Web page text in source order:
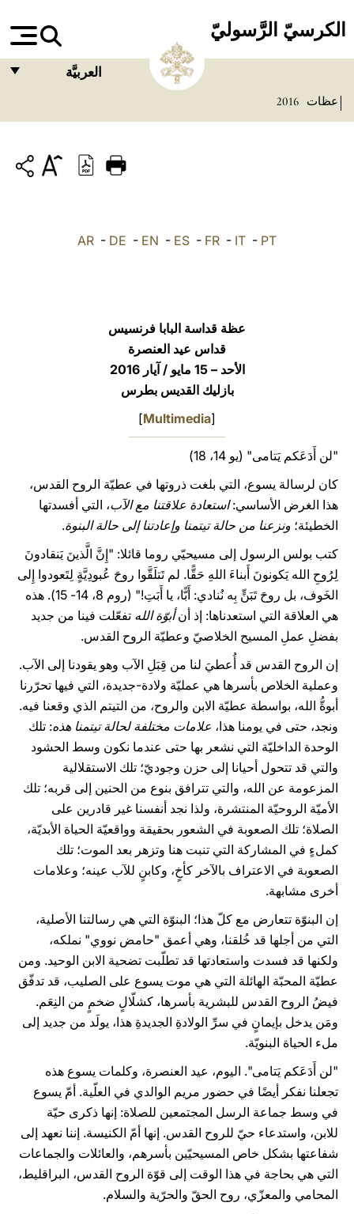
الكرسيّ الرَّسوليّ
العربيَّة
ITALIANO
عظات 2016
AR - DE - EN - ES - FR - IT - PT
عظة قداسة البابا فرنسيس
قداس عيد العنصرة
الأحد – 15 مايو / آيار 2016
بازليك القديس بطرس
[
Multimedia
]
"لن أَدَعَكم يَتامى" (يو 14، 18)
كان لرسالة يسوع، التي بلغت ذروتها في عطيّة الروح القدس،
هذا الغرض الأساسي:استعادة علاقتنا مع الآب، التي أفسدتها
الخطيئة؛ ونزعنا من حالة تيتمنا وإعادتنا إلى حالة البنوة.
كتب بولس الرسول إلى مسيحيّي روما قائلا: "إِنَّ الَّذينَ يَنقادونَ
لِرُوحِ الله يَكونونَ أَبناءَ اللهِ حَقًّا. لم تَتلَقَّوا روحَ عُبودِيَّةٍ لِتَعودوا إِلى
الخَوف، بل روحَ تَبَنٍّ بِه نُنادي: أَبًّا، يا أَبَتِ!" (روم 8، 14- 15). هذه
هي العلاقة التي استعدناها: إذ أنأبوّة الله تفعّلت فينا من جديد
بفضلِ عملِ المسيح الخلاصيّ وعطيّة الروح القدس.
إن الروح القدس قد أُعطيَ لنا من قِبَلِ الآب وهو يقودنا إلى الآب.
وعملية الخلاص بأسرها هي عمليّة ولادة-جديدة، التي فيها تحرّرنا
أبوةُّ الله، بواسطة عطيّة الابن والروح، من التيتم الذي وقعنا فيه.
ونجد، حتى في يومنا هذا، علامات مختلفة لحالة تيتمنا هذه: تلك
الوحدة الداخليّة التي نشعر بها حتى عندما نكون وسط الحشود
والتي قد تتحول أحيانا إلى حزن وجوديّ؛ تلك الاستقلالية
المزعومة عن الله، والتي تترافق بنوع من الحنين إلى قربه؛ تلك
الأميّة الروحيّة المنتشرة، ولذا نجد أنفسنا غير قادرين على
الصلاة؛ تلك الصعوبة في الشعور بحقيقة وواقعيّة الحياة الأبديّة،
كملءٍ في المشاركة التي تنبت هنا وتزهر بعد الموت؛ تلك
الصعوبة في الاعتراف بالآخر كأخٍ، وكابنٍ للآب عينه؛ وعلامات
أخرى مشابهة.
إن البنوّة تتعارض مع كلّ هذا؛ البنوّة التي هي رسالتنا الأصلية،
التي من أجلها قد خُلقنا، وهي أعمق "حامض نووي" نملكه،
ولكنها قد فسدت واستعادتها قد تطلّبت تضحية الابن الوحيد. ومن
عطيّة المحبّة الهائلة التي هي موت يسوع على الصليب، قد تدفّق
فيضُ الروح القدس للبشرية بأسرها، كشلّالٍ ضخمٍ من النِعَم.
ومَن يدخل بإيمانٍ في سرِّ الولادةِ الجديدةِ هذا، يولَد من جديد إلى
ملء الحياة البنويّة.
"لن أَدَعَكم يَتامى". اليوم، عيد العنصرة، وكلمات يسوع هذه
تجعلنا نفكر أيضًا في حضور مريم الوالدي في العلّية. أمّ يسوع
في وسط جماعة الرسل المجتمعين للصلاة: إنها ذكرى حيّة
للابن، واستدعاء حيّ للروح القدس. إنها أمّ الكنيسة. إننا نعهد إلى
شفاعتها بشكل خاص المسيحيّين بأسرهم، والعائلات والجماعات
التي هي بحاجة في هذا الوقت إلى قوّة الروح القدس، البراقليط،
المحامي والمعزّي، روح الحقّ والحرّية والسلام.